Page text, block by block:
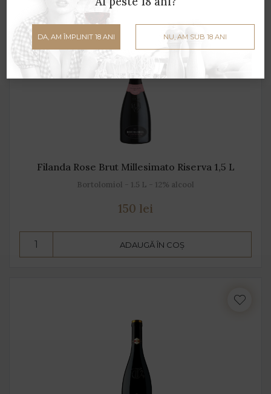
Filanda Rose Brut Millesimato Riserva 1,5 L
Bortolomiol - 1.5 L - 12% alcool
150 lei
ADAUGĂ ÎN COȘ
DA, AM ÎMPLINIT 18 ANI NU, AM SUB 18 ANI